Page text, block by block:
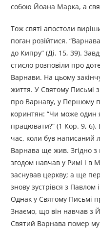
собою Йоана Марка, а
Тож святі апостоли
поган розійтися.
до Кипру” (Ді. 15, 39).
стисло розповіли про
Варнави. На цьому
життя. У Святому Письмі
про Варнаву, у Першому
коринтян: “Чи може один
працювати?” (1 Кор. 9,
час, коли був написаний
Варнава ще жив. Згідно
згодом навчав у Римі і в
заснував церкву; а ще
знову зустрівся з Павлом
Однак у Святому Письмі
Знаємо, що він навчав з
Святий Варнава помер